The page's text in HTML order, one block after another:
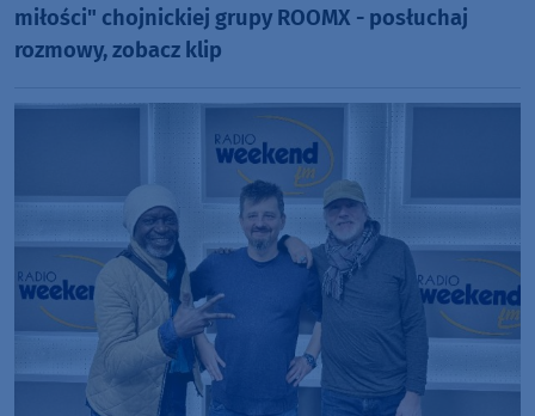
miłości" chojnickiej grupy ROOMX - posłuchaj
rozmowy, zobacz klip